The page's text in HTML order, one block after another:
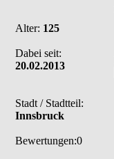
Alter: 125
Dabei seit:
20.02.2013
Stadt / Stadtteil:
Innsbruck
Bewertungen:0